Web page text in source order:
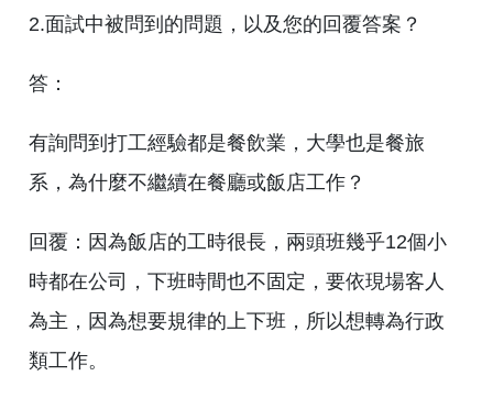
2.面試中被問到的問題，以及您的回覆答案？
答：
有詢問到打工經驗都是餐飲業，大學也是餐旅
系，為什麼不繼續在餐廳或飯店工作？
回覆：因為飯店的工時很長，兩頭班幾乎12個小
時都在公司，下班時間也不固定，要依現場客人
為主，因為想要規律的上下班，所以想轉為行政
類工作。